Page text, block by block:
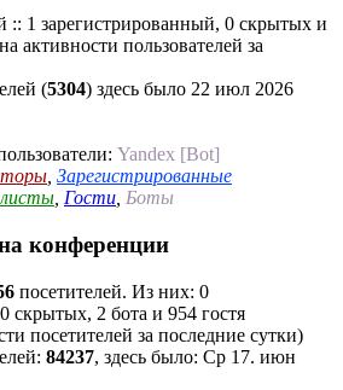
:: 1 зарегистрированный, 0 скрытых и
активности пользователей за
(5304) здесь было 22 июл 2026
Yandex [Bot]
, Зарегистрированные
, Гости, Боты
конференции
посетителей. Из них: 0
скрытых, 2 бота и 954 гостя
посетителей за последние сутки)
84237, здесь было: Ср 17. июн